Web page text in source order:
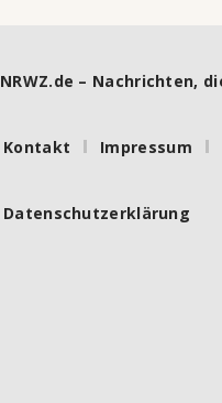
NRWZ.de – Nachrichten,
Kontakt Impressum
Datenschutzerklärung